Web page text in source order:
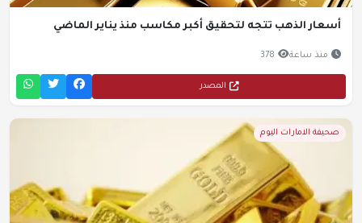
أسعار الذهب تتجه لتحقيق أكبر مكاسب منذ يناير الماضي
منذ ساعة 378
المصدر
صحيفة الامارات اليوم